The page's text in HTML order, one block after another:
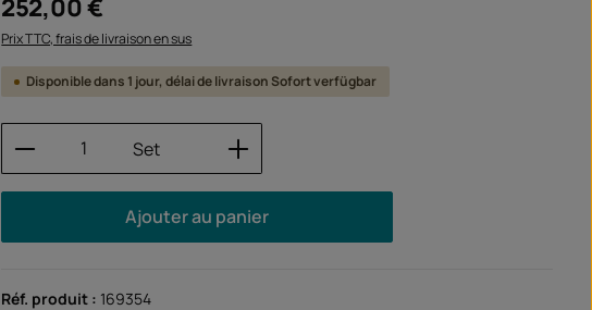
252,00 €
Prix TTC, frais de livraison en sus
Disponible dans 1 jour, délai de livraison Sofort verfügbar
Quantité de produit : Entrez la quantité
Set
Ajouter au panier
Réf. produit : 169354